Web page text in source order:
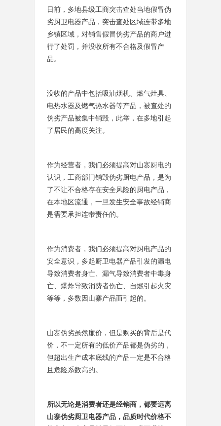
日前，多地县级工商突击查处当地假冒伪
劣厨卫电器产品，突击查处区域连带多地
乡镇区域，对销售假冒伪劣产品的商户进
行了处罚，并没收所有不合格及假冒产
品。
没收的产品中包括吸油烟机、燃气灶具、
电热水器及燃气热水器等产品，被查处的
伪劣产品被集中销毁，此举，在多地引起
了居民的高度关注。
作为经营者，我们必须提高对山寨厨电的
认识，工商部门销毁伪劣厨电产品，是为
了不让不合格存在安全风险的厨电产品，
在本地区流通，一旦发生安全事故经销商
是需要承担连带责任的。
作为消费者，我们必须提高对厨电产品的
安全意识，多起厨卫电器产品引发的漏电
导致消费者身亡、漏气导致消费者中毒身
亡、爆炸导致消费者伤亡、自燃引起火灾
等等，多数因山寨产品而引起的。
山寨伪劣虽然廉价，但是购买的背后是代
价，不一定所有的低价产品都是伪劣的，
但超出生产成本底线的产品一定是不合格
且危险系数高的。
所以无论是消费者还是经销商，都要远离
山寨伪劣厨卫电器产品，品质时代价格不